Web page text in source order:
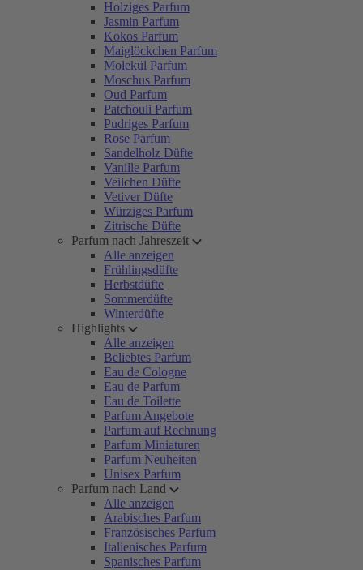
Holziges Parfum
Jasmin Parfum
Kokos Parfum
Maiglöckchen Parfum
Molekül Parfum
Moschus Parfum
Oud Parfum
Patchouli Parfum
Pudriges Parfum
Rose Parfum
Sandelholz Düfte
Vanille Parfum
Veilchen Düfte
Vetiver Düfte
Würziges Parfum
Zitrische Düfte
Parfum nach Jahreszeit
Alle anzeigen
Frühlingsdüfte
Herbstdüfte
Sommerdüfte
Winterdüfte
Highlights
Alle anzeigen
Beliebtes Parfum
Eau de Cologne
Eau de Parfum
Eau de Toilette
Parfum Angebote
Parfum auf Rechnung
Parfum Miniaturen
Parfum Neuheiten
Unisex Parfum
Parfum nach Land
Alle anzeigen
Arabisches Parfum
Französisches Parfum
Italienisches Parfum
Spanisches Parfum